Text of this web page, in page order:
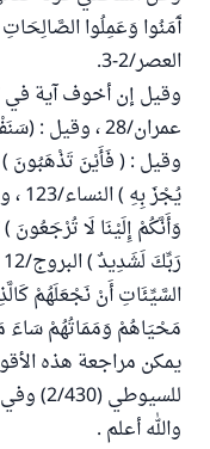
آَمَنُوا وَعَمِلُوا
العصر/2-3.
وقيل إن أخوف آية في
السَّيِّئَاتِ أَنْ نَجْعَلَهُمْ
مَحْيَاهُمْ وَمَمَاتُهُمْ سَاءَ
يمكن مراجعة هذه
للسيوطي (2/430) وفي "الحاوي" له أيضا.
والله أعلم .